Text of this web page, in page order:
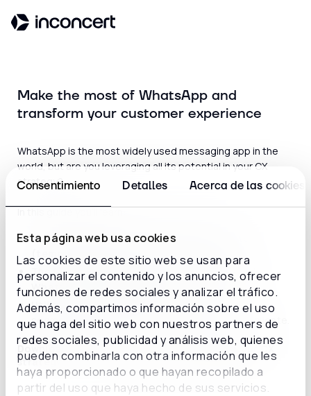
Consentimiento Detalles Acerca de las cookies
Esta página web usa cookies
Las cookies de este sitio web se usan para
personalizar el contenido y los anuncios, ofrecer
funciones de redes sociales y analizar el tráfico.
Además, compartimos información sobre el uso
que haga del sitio web con nuestros partners de
redes sociales, publicidad y análisis web, quienes
pueden combinarla con otra información que les
haya proporcionado o que hayan recopilado a
partir del uso que haya hecho de sus servicios.
Make the most of WhatsApp and
transform your customer experience
WhatsApp is the most widely used messaging app in the
world, but are you leveraging all its potential in your CX
strategy?
In this guide you’ll learn:
How to use the differentWhatsApp formats
(templates and flows)
to connect better
The formula for creatingeffective, optimized
WhatsApp Templates.
Utilizar la IA y las integracionespara crear
segmentos predictivos basados en la voz del cliente.
Download it now and take the next step in your CX
strategy.